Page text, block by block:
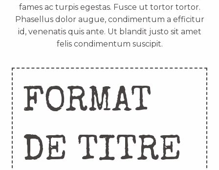
fames ac turpis egestas. Fusce ut tortor tortor.
Phasellus dolor augue, condimentum a efficitur
id, venenatis quis ante. Ut blandit justo sit amet
felis condimentum suscipit.
FORMAT
DE TITRE